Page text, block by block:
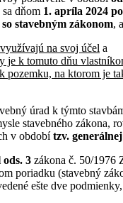
sa dňom 1. apríla 2024
stavebným zákonom,
na svoj účel a
je k tomuto dňu
pozemku, na ktorom je
úrad k týmto
stavebného zákona,
v obdobítzv.
ods. 3 zákona č. 50/1976
poriadku (stavebný
ešte dve